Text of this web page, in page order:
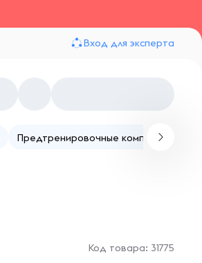
Вход для эксперта
Предтренировочные комплексы
Код товара: 31775